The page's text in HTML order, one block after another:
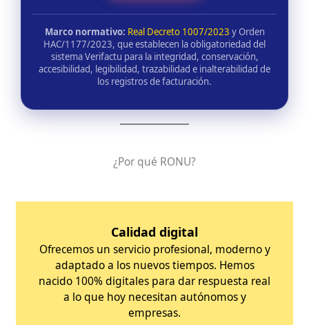
Marco normativo: Real Decreto 1007/2023 y Orden
HAC/1177/2023, que establecen la obligatoriedad del
sistema Verifactu para la integridad, conservación,
accesibilidad, legibilidad, trazabilidad e inalterabilidad de
los registros de facturación.
¿Por qué RONU?
Calidad digital
Ofrecemos un servicio profesional, moderno y
adaptado a los nuevos tiempos. Hemos
nacido 100% digitales para dar respuesta real
a lo que hoy necesitan autónomos y
empresas.